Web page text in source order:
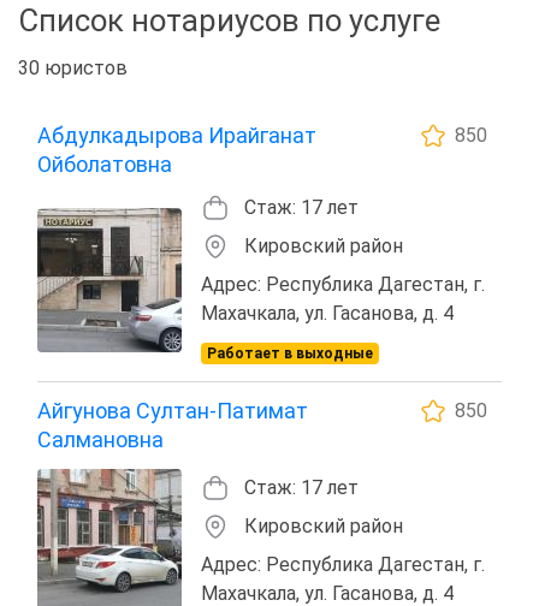
Список нотариусов по услуге
30 юристов
Абдулкадырова Ирайганат
Ойболатовна
850
Стаж: 17 лет
Кировский район
Адрес: Республика Дагестан, г.
Махачкала, ул. Гасанова, д. 4
Работает в выходные
Айгунова Султан-Патимат
Салмановна
850
Стаж: 17 лет
Кировский район
Адрес: Республика Дагестан, г.
Махачкала, ул. Гасанова, д. 4